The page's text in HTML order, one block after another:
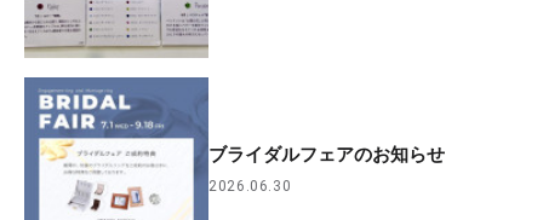
ブライダルフェアのお知らせ
2026.06.30